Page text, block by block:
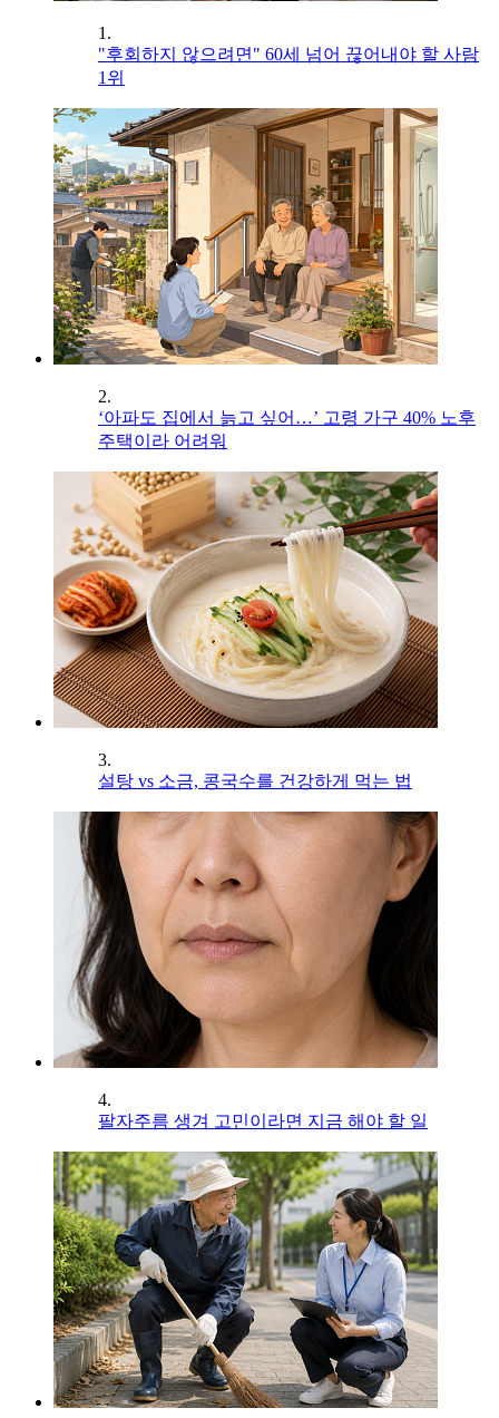
1.
"후회하지 않으려면" 60세 넘어 끊어내야 할 사람
1위
2.
‘아파도 집에서 늙고 싶어…’ 고령 가구 40% 노후
주택이라 어려워
3.
설탕 vs 소금, 콩국수를 건강하게 먹는 법
4.
팔자주름 생겨 고민이라면 지금 해야 할 일